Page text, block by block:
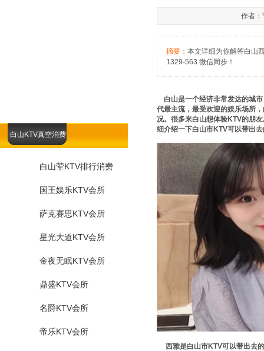
白山KTV真空消费
白山荤KTV排行消费
国王娱乐KTV会所
萨克赛思KTV会所
星光大道KTV会所
金夜无眠KTV会所
鼎盛KTV会所
名爵KTV会所
帝乐KTV会所
作者
摘要： 本文详细为你解答白山
1329-563 微信同步！
白山是一个经济非常发达的城
代最主流，最受欢迎的娱乐场所
况。很多来白山想体验KTV的朋
细介绍一下白山市KTV可以带出
西雅是白山市KTV可以带出去